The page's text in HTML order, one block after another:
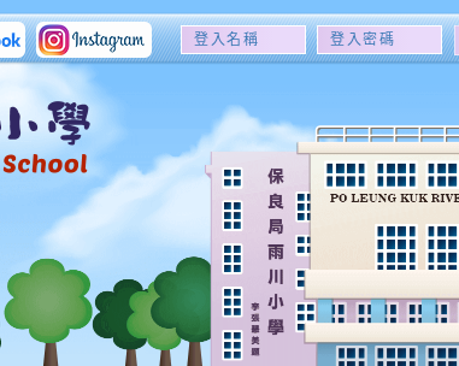
登
名
稱
登
密
碼